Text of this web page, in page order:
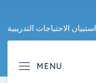
استبيان الاحتياجات التدريبية